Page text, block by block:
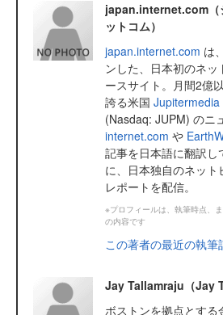
japan.internet.com（
ットコム）
japan.internet.com は
ンした、日本初のネッ
ースサイト。月間2億
誇る米国
(Nasdaq: JUPM) のニ
internet.com や
記事を日本語に翻訳し
に、日本独自のネッ
レポートを配信。
※プロフィールは、執筆時点、
の内容です
この著者の最近の執筆
Jay Tallamraju（Jay
ボストンを拠点とする